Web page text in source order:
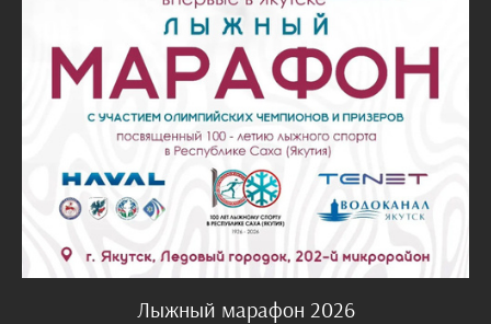
Лыжный марафон 2026